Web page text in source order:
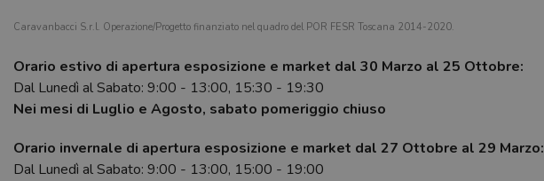
Caravanbacci S.r.l. Operazione/Progetto finanziato nel quadro del POR FESR Toscana 2014-2020.
Orario estivo di apertura esposizione e market dal 30 Marzo al 25 Ottobre:
Dal Lunedì al Sabato: 9:00 - 13:00, 15:30 - 19:30
Nei mesi di Luglio e Agosto, sabato pomeriggio chiuso
Orario invernale di apertura esposizione e market dal 27 Ottobre al 29 Marzo:
Dal Lunedì al Sabato: 9:00 - 13:00, 15:00 - 19:00